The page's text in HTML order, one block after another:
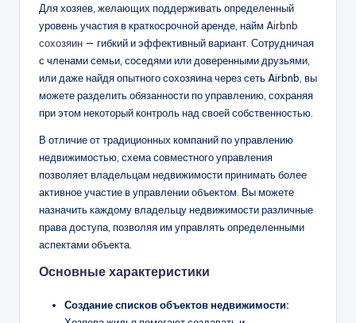
Для хозяев, желающих поддерживать определенный
уровень участия в краткосрочной аренде, найм Airbnb
сохозяин — гибкий и эффективный вариант. Сотрудничая
с членами семьи, соседями или доверенными друзьями,
или даже найдя опытного сохозяина через сеть Airbnb, вы
можете разделить обязанности по управлению, сохраняя
при этом некоторый контроль над своей собственностью.
В отличие от традиционных компаний по управлению
недвижимостью, схема совместного управления
позволяет владельцам недвижимости принимать более
активное участие в управлении объектом. Вы можете
назначить каждому владельцу недвижимости различные
права доступа, позволяя им управлять определенными
аспектами объекта.
Основные характеристики
Создание списков объектов недвижимости: